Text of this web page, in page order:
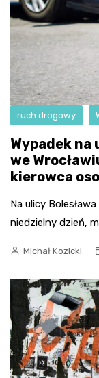
ruch drogowy
Wypadek na
we
kierowca
Na ulicy
niedzielny dzień,
Michał Kozicki